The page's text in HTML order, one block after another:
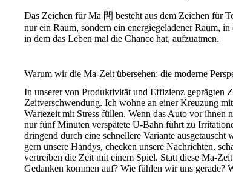
Das Zeichen für Ma 間 besteht aus dem Zeichen für
nur ein Raum, sondern ein energiegeladener Raum,
in dem das Leben mal die Chance hat, aufzuatmen.
Warum wir die Ma-Zeit übersehen: die moderne
In unserer von Produktivität und Effizienz geprägten
Zeitverschwendung. Ich wohne an einer Kreuzung
Wartezeit mit Stress füllen. Wenn das Auto vor
nur fünf Minuten verspätete U-Bahn führt zu
dringend durch eine schnellere Variante
gern unsere Handys, checken unsere Nachrichten,
vertreiben die Zeit mit einem Spiel. Statt diese Ma-
Gedanken kommen auf? Wie fühlen wir uns gerade?